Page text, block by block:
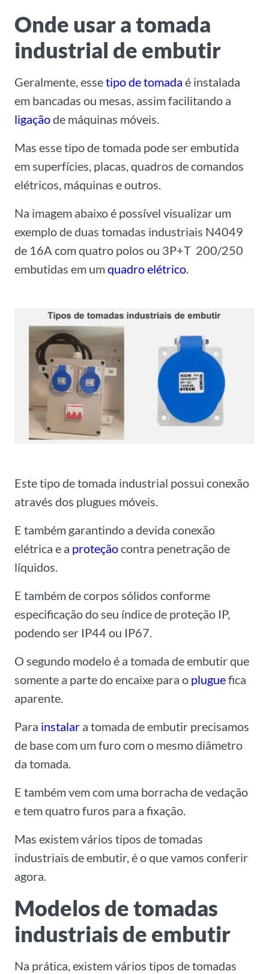
Onde usar a tomada
industrial de embutir
Geralmente, essetipo de tomada é instalada
em bancadas ou mesas, assim facilitando a
ligaçãode máquinas móveis.
Mas esse tipo de tomada pode ser embutida
em superfícies, placas, quadros de comandos
elétricos, máquinas e outros.
Na imagem abaixo é possível visualizar um
exemplo de duas tomadas industriais N4049
de 16A com quatro polos ou 3P+T 200/250
embutidas em umquadro elétrico.
Este tipo de tomada industrial possui conexão
através dos plugues móveis.
E também garantindo a devida conexão
elétrica e a proteçãocontra penetração de
líquidos.
E também de corpos sólidos conforme
especificação do seu índice de proteção IP,
podendo ser IP44 ou IP67.
O segundo modelo é a tomada de embutir que
somente a parte do encaixe para o pluguefica
aparente.
Para instalar a tomada de embutir precisamos
de base com um furo com o mesmo diâmetro
da tomada.
E também vem com uma borracha de vedação
e tem quatro furos para a fixação.
Mas existem vários tipos de tomadas
industriais de embutir, é o que vamos conferir
agora.
Modelos de tomadas
industriais de embutir
Na prática, existem vários tipos de tomadas